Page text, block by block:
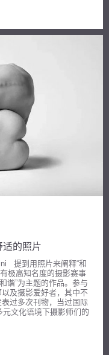
的照片
提到用照片来阐释“和
极高知名度的摄影赛事
谐”为主题的作品。参与
及摄影爱好者，其中不
过多次刊物，当过国际
文化语境下摄影师们的